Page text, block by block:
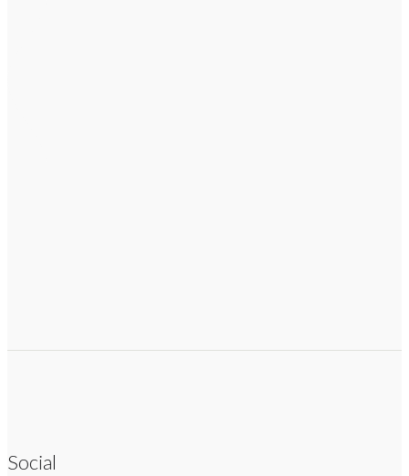
Social